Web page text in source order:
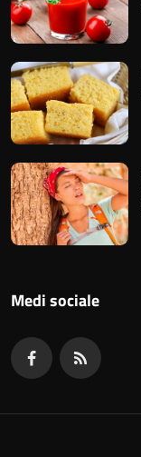
Medi sociale